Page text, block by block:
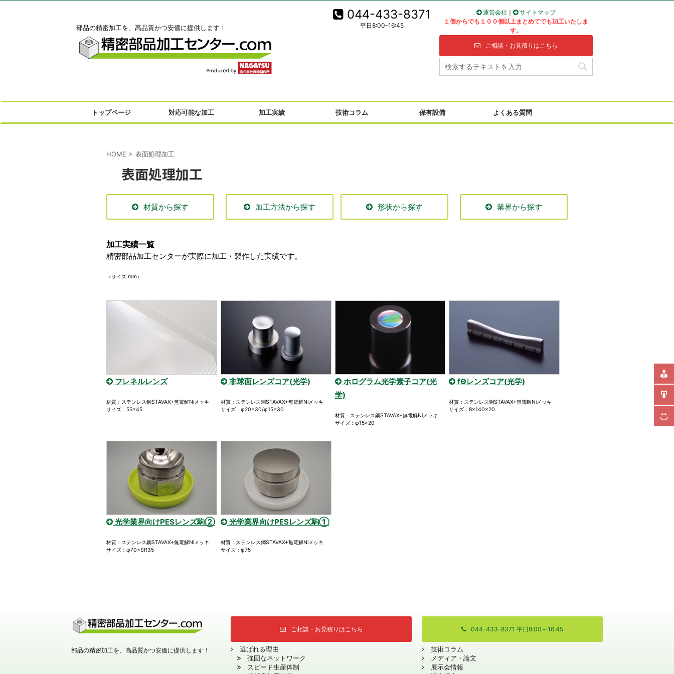
部品の精密加工を、高品質かつ安価に提供します！
044-433-8371
平日8:00-16:45
運営会社 ｜
サイトマップ
１個からでも１００個以上まとめてでも加工いたしま
す。
ご相談・お見積りはこちら
トップページ 対応可能な加工 加工実績 技術コラム 保有設備 よくある質問
HOME > 表面処理加工
表面処理加工
材質から探す 加工方法から探す 形状から探す 業界から探す
加工実績一覧
精密部品加工センターが実際に加工・製作した実績です。
（サイズ:mm）
フレネルレンズ
材質：ステンレス鋼STAVAX+無電解Niメッキ
サイズ：55×45
非球面レンズコア(光学)
材質：ステンレス鋼STAVAX+無電解Niメッキ
サイズ：φ20×30/φ15×30
ホログラム光学素子コア(光
学)
材質：ステンレス鋼STAVAX+無電解Niメッキ
サイズ：φ15×20
fΘレンズコア(光学)
材質：ステンレス鋼STAVAX+無電解Niメッキ
サイズ：8×140×20
光学業界向けPESレンズ駒②
材質：ステンレス鋼STAVAX+無電解Niメッキ
サイズ：φ70×SR35
光学業界向けPESレンズ駒①
材質：ステンレス鋼STAVAX+無電解Niメッキ
サイズ：φ75
ご相談・お見積りはこちら
選ばれる理由
強固なネットワーク
スピード生産体制
044-433-8371 平日8:00～16:45
技術コラム
メディア・論文
展示会情報
部品の精密加工を、高品質かつ安価に提供します！